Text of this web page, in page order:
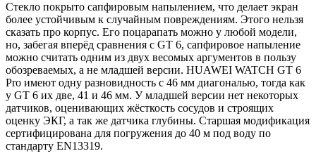
Стекло покрыто сапфировым напылением, что делает экран
более устойчивым к случайным повреждениям. Этого нельзя
сказать про корпус. Его поцарапать можно у любой модели,
но, забегая вперёд сравнения с GT 6, сапфировое напыление
можно считать одним из двух весомых аргументов в пользу
обозреваемых, а не младшей версии. HUAWEI WATCH GT 6
Pro имеют одну разновидность с 46 мм диагональю, тогда как
у GT 6 их две, 41 и 46 мм. У младшей версии нет некоторых
датчиков, оценивающих жёсткость сосудов и строящих
оценку ЭКГ, а так же датчика глубины. Старшая модификация
сертифицирована для погружения до 40 м под воду по
стандарту EN13319.